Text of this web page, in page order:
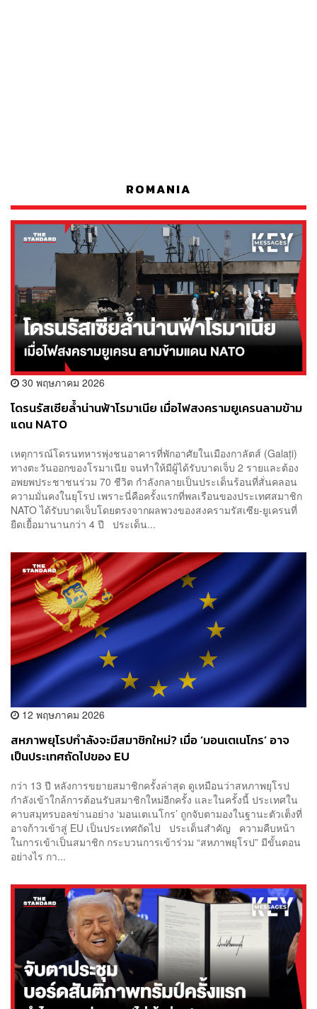
ROMANIA
30 พฤษภาคม 2026
โดรนรัสเซียล้ำน่านฟ้าโรมาเนีย เมื่อไฟสงครามยูเครนลามข้าม
แดน NATO
เหตุการณ์โดรนทหารพุ่งชนอาคารที่พักอาศัยในเมืองกาลัตส์ (Galați)
ทางตะวันออกของโรมาเนีย จนทำให้มีผู้ได้รับบาดเจ็บ 2 รายและต้อง
อพยพประชาชนร่วม 70 ชีวิต กำลังกลายเป็นประเด็นร้อนที่สั่นคลอน
ความมั่นคงในยุโรป เพราะนี่คือครั้งแรกที่พลเรือนของประเทศสมาชิก
NATO ได้รับบาดเจ็บโดยตรงจากผลพวงของสงครามรัสเซีย-ยูเครนที่
ยืดเยื้อมานานกว่า 4 ปี ประเด็น...
12 พฤษภาคม 2026
สหภาพยุโรปกำลังจะมีสมาชิกใหม่? เมื่อ ‘มอนเตเนโกร’ อาจ
เป็นประเทศถัดไปของ EU
กว่า 13 ปี หลังการขยายสมาชิกครั้งล่าสุด ดูเหมือนว่าสหภาพยุโรป
กำลังเข้าใกล้การต้อนรับสมาชิกใหม่อีกครั้ง และในครั้งนี้ ประเทศใน
คาบสมุทรบอลข่านอย่าง ‘มอนเตเนโกร’ ถูกจับตามองในฐานะตัวเต็งที่
อาจก้าวเข้าสู่ EU เป็นประเทศถัดไป ประเด็นสำคัญ ความคืบหน้า
ในการเข้าเป็นสมาชิก กระบวนการเข้าร่วม “สหภาพยุโรป” มีขั้นตอน
อย่างไร กา...